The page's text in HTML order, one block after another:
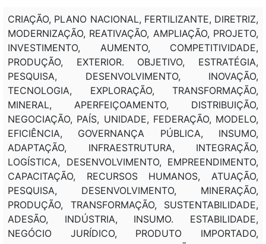
CRIAÇÃO, PLANO NACIONAL, FERTILIZANTE, DIRETRIZ,
MODERNIZAÇÃO, REATIVAÇÃO, AMPLIAÇÃO, PROJETO,
INVESTIMENTO, AUMENTO, COMPETITIVIDADE,
PRODUÇÃO, EXTERIOR. OBJETIVO, ESTRATÉGIA,
PESQUISA, DESENVOLVIMENTO, INOVAÇÃO,
TECNOLOGIA, EXPLORAÇÃO, TRANSFORMAÇÃO,
MINERAL, APERFEIÇOAMENTO, DISTRIBUIÇÃO,
NEGOCIAÇÃO, PAÍS, UNIDADE, FEDERAÇÃO, MODELO,
EFICIÊNCIA, GOVERNANÇA PÚBLICA, INSUMO,
ADAPTAÇÃO, INFRAESTRUTURA, INTEGRAÇÃO,
LOGÍSTICA, DESENVOLVIMENTO, EMPREENDIMENTO,
CAPACITAÇÃO, RECURSOS HUMANOS, ATUAÇÃO,
PESQUISA, DESENVOLVIMENTO, MINERAÇÃO,
PRODUÇÃO, TRANSFORMAÇÃO, SUSTENTABILIDADE,
ADESÃO, INDÚSTRIA, INSUMO. ESTABILIDADE,
NEGÓCIO JURÍDICO, PRODUTO IMPORTADO,